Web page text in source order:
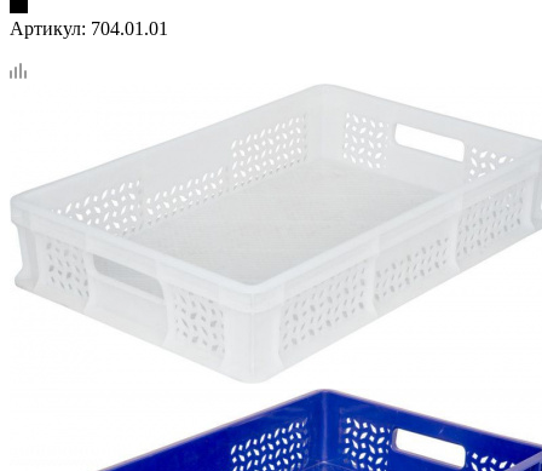
Артикул: 704.01.01